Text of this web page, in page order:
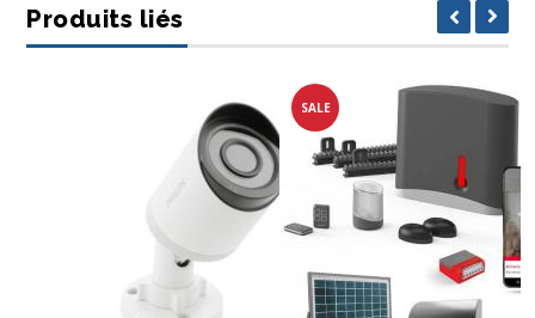
Produits liés
SALE